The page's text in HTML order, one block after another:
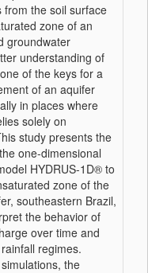
from the soil surface
zone of an
groundwater
understanding of
of the keys for a
of an aquifer
in places where
solely on
study presents the
one-dimensional
HYDRUS-1D® to
zone of the
southeastern Brazil,
the behavior of
over time and
regimes.
the